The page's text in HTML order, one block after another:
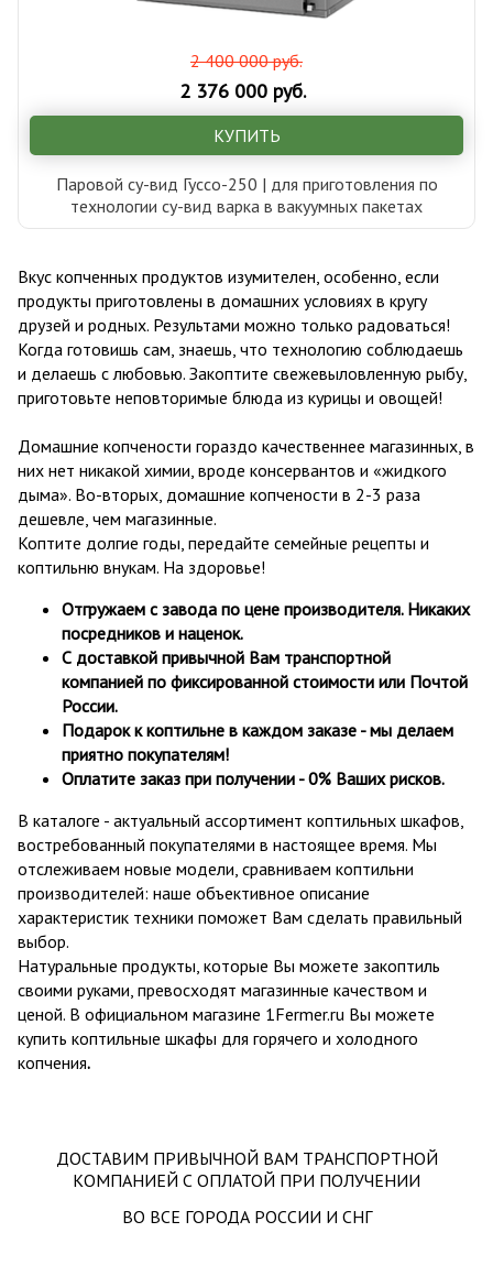
2 376 000 руб.
2 400 000 руб.
КУПИТЬ
Паровой су-вид Гуссо-250 | для приготовления по
технологии су-вид варка в вакуумных пакетах
Вкус копченных продуктов изумителен, особенно, если
продукты приготовлены в домашних условиях в кругу
друзей и родных. Результами можно только радоваться!
Когда готовишь сам, знаешь, что технологию соблюдаешь
и делаешь с любовью. Закоптите свежевыловленную рыбу,
приготовьте неповторимые блюда из курицы и овощей!
Домашние копчености гораздо качественнее магазинных, в
них нет никакой химии, вроде консервантов и «жидкого
дыма». Во-вторых, домашние копчености в 2-3 раза
дешевле, чем магазинные.
Коптите долгие годы, передайте семейные рецепты и
коптильню внукам. На здоровье!
Отгружаем с завода по цене производителя. Никаких
посредников и наценок.
С доставкой привычной Вам транспортной
компанией по фиксированной стоимости или Почтой
России.
Подарок к коптильне в каждом заказе - мы делаем
приятно покупателям!
Оплатите заказ при получении - 0% Ваших рисков.
В каталоге - актуальный ассортимент коптильных шкафов,
востребованный покупателями в настоящее время. Мы
отслеживаем новые модели, сравниваем коптильни
производителей: наше объективное описание
характеристик техники поможет Вам сделать правильный
выбор.
Натуральные продукты, которые Вы можете закоптиль
своими руками, превосходят магазинные качеством и
ценой. В официальном магазине 1Fermer.ru Вы можете
купить коптильные шкафы для горячего и холодного
копчения.
ДОСТАВИМ ПРИВЫЧНОЙ ВАМ ТРАНСПОРТНОЙ
КОМПАНИЕЙ С ОПЛАТОЙ ПРИ ПОЛУЧЕНИИ
ВО ВСЕ ГОРОДА РОССИИ И СНГ